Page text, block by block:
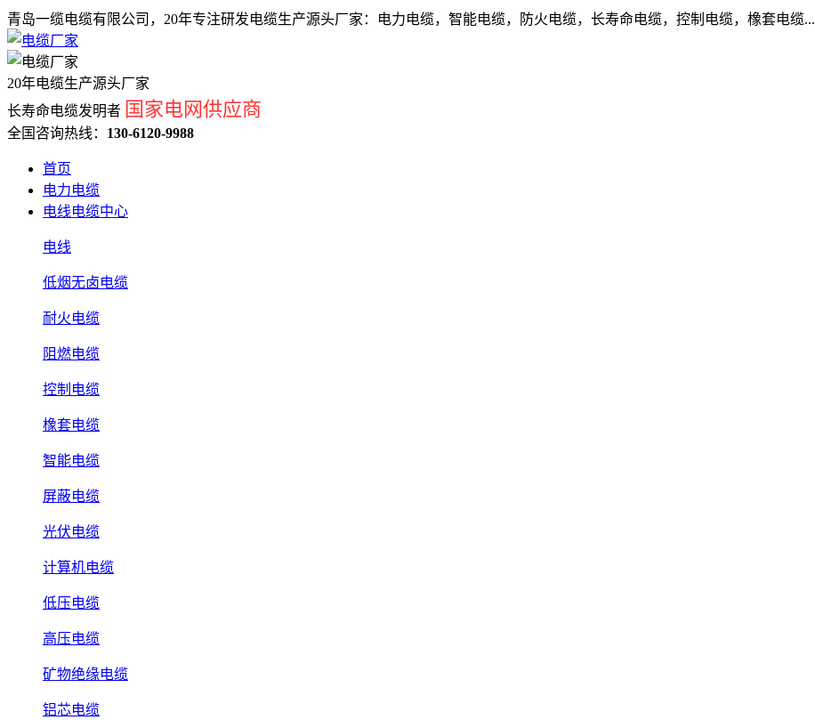
青岛一缆电缆有限公司，20年专注研发电缆生产源头厂家：电力电缆，智能电缆，防火电缆，长寿命电缆，控制电缆，橡套电缆...
20年电缆生产源头厂家
长寿命电缆发明者 国家电网供应商
全国咨询热线： 130-6120-9988
首页
电力电缆
电线电缆中心
电线
低烟无卤电缆
耐火电缆
阻燃电缆
控制电缆
橡套电缆
智能电缆
屏蔽电缆
光伏电缆
计算机电缆
低压电缆
高压电缆
矿物绝缘电缆
铝芯电缆